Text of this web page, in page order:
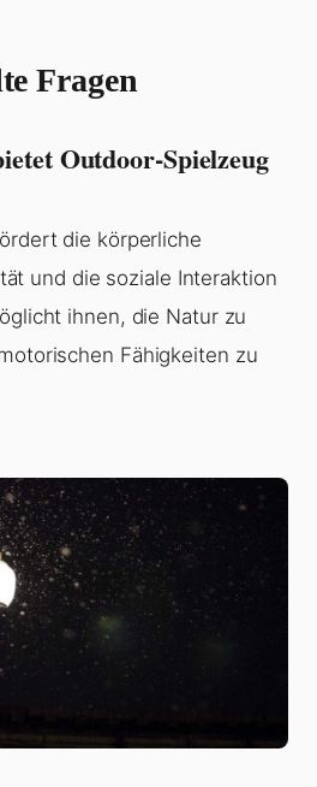
Fragen
Outdoor-Spielzeug
die körperliche
und die soziale Interaktion
ihnen, die Natur zu
Fähigkeiten zu